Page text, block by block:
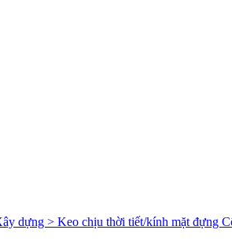
dựng > Keo chịu thời tiết/kính mặt đựng